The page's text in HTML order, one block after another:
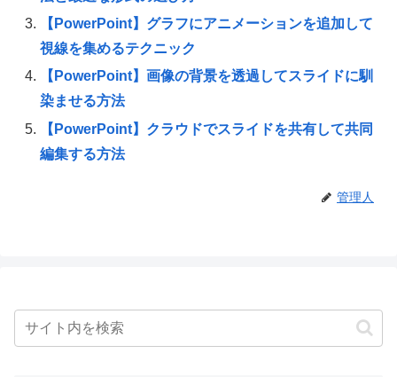
【PowerPoint】グラフにアニメーションを追加して
視線を集めるテクニック
【PowerPoint】画像の背景を透過してスライドに馴
染ませる方法
【PowerPoint】クラウドでスライドを共有して共同
編集する方法
管理人